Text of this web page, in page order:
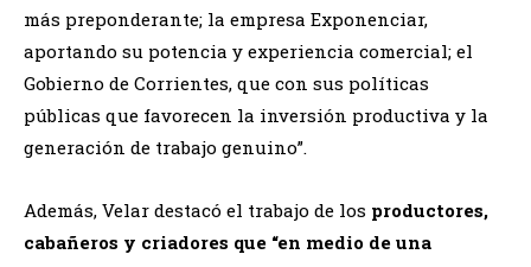
más preponderante; la empresa Exponenciar,
aportando su potencia y experiencia comercial; el
Gobierno de Corrientes, que con sus políticas
públicas que favorecen la inversión productiva y la
generación de trabajo genuino”.
Además, Velar destacó el trabajo de los productores,
cabañeros y criadores que “en medio de una